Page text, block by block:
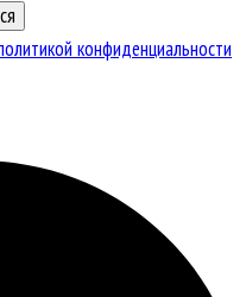
конфиденциальности